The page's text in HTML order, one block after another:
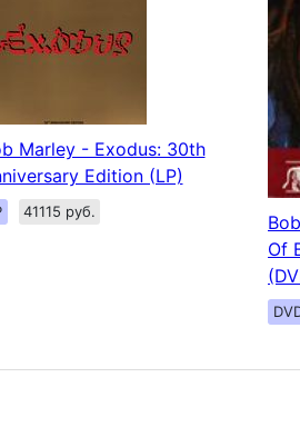
Marley - Exodus: 30th
Edition (LP)
41115 руб.
Of